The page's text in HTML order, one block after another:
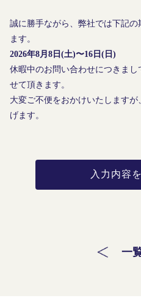
誠に勝手ながら、弊社では下記
ます。
2026年8月8日(土)〜16日(日)
休暇中のお問い合わせにつきま
せて頂きます。
大変ご不便をおかけいたします
げます。
入力内容
一